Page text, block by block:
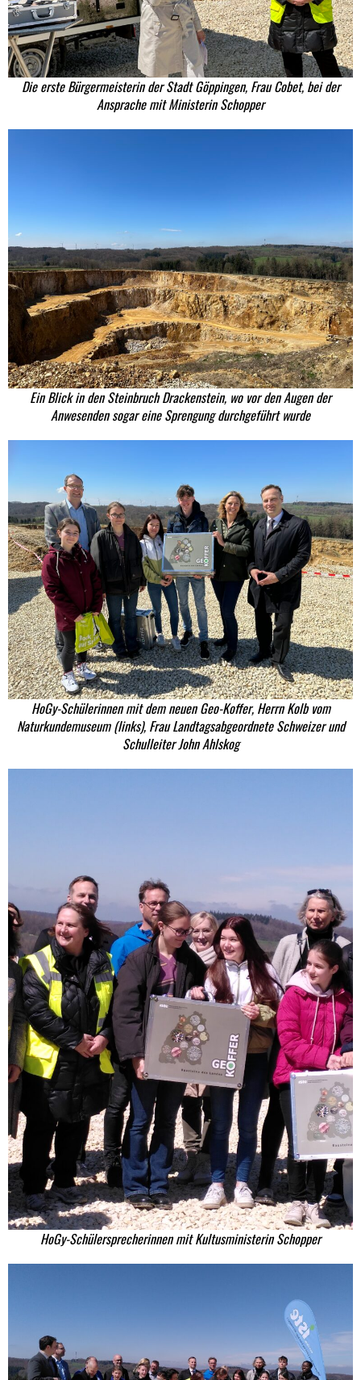
Die erste Bürgermeisterin der Stadt Göppingen, Frau Cobet, bei der
Ansprache mit Ministerin Schopper
Ein Blick in den Steinbruch Drackenstein, wo vor den Augen der
Anwesenden sogar eine Sprengung durchgeführt wurde
HoGy-Schülerinnen mit dem neuen Geo-Koffer, Herrn Kolb vom
Naturkundemuseum (links), Frau Landtagsabgeordnete Schweizer und
Schulleiter John Ahlskog
HoGy-Schülersprecherinnen mit Kultusministerin Schopper